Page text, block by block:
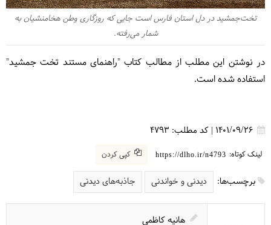
تخت‌جمشید در دل استان فارس است جایی که روزگاری وطن هخامنشیان به
شمار می‌رفته.
در نوشتن این مطلب از مطالب کتاب "راهنمای مستند تخت جمشید"
استفاده شده است.
1401/09/26
| کد مطلب: 4793
لینک کوتاه: https://dlho.ir/n4793 کپی کردن
برچسب‌ها: دیدنی و خواندنی جاذبه‌های دیدنی
هانیه کاظمی